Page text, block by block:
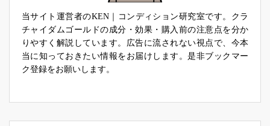
当サイト運営者のKEN｜コンディション研究室です。クラ
チャイダムゴールドの成分・効果・購入前の注意点を分か
りやすく解説しています。広告に流されない視点で、今本
当に知っておきたい情報をお届けします。是非ブックマー
ク登録をお願いします。